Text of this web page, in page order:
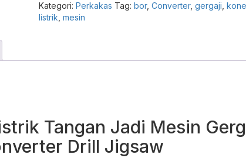
Jadi
Mesin
Kategori: Perkakas Tag: bor, Converter, gergaji
listrik mesin
Tangan Jadi Mesin
Drill Jigsaw